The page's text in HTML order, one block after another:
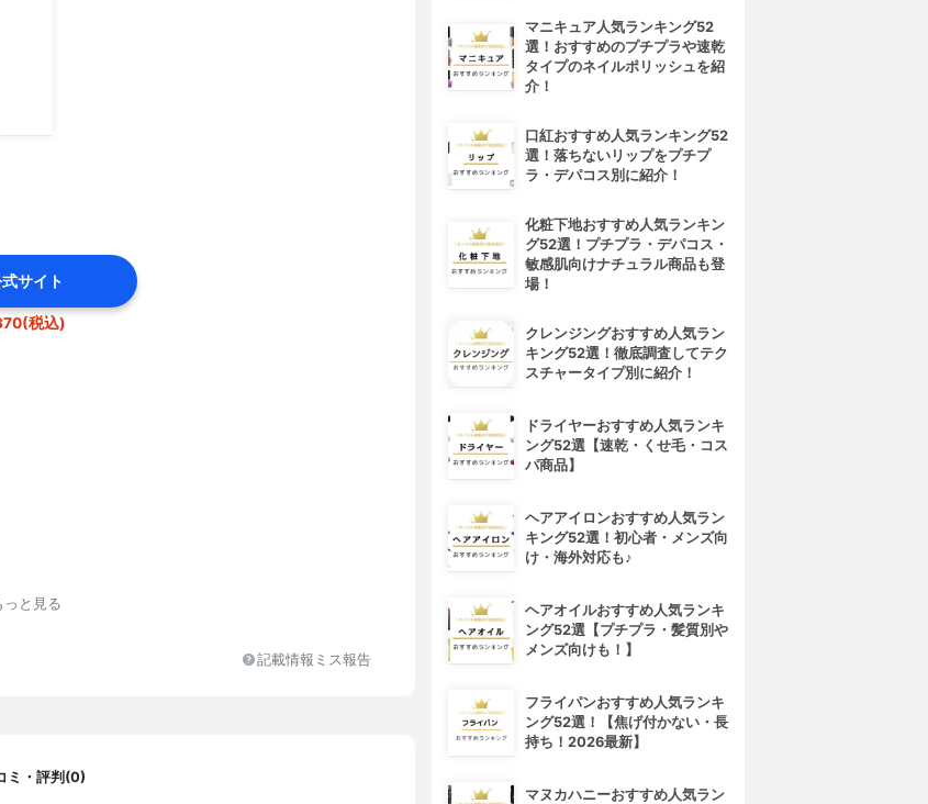
サイト
税込)
っと見る
記載情報ミス報告
ミ・評判(0)
マニキュア人気ランキング52
選！おすすめのプチプラや速乾
タイプのネイルポリッシュを紹
介！
口紅おすすめ人気ランキング52
選！落ちないリップをプチプ
ラ・デパコス別に紹介！
化粧下地おすすめ人気ランキン
グ52選！プチプラ・デパコス・
敏感肌向けナチュラル商品も登
場！
クレンジングおすすめ人気ラン
キング52選！徹底調査してテク
スチャータイプ別に紹介！
ドライヤーおすすめ人気ランキ
ング52選【速乾・くせ毛・コス
パ商品】
ヘアアイロンおすすめ人気ラン
キング52選！初心者・メンズ向
け・海外対応も♪
ヘアオイルおすすめ人気ランキ
ング52選【プチプラ・髪質別や
メンズ向けも！】
フライパンおすすめ人気ランキ
ング52選！【焦げ付かない・長
持ち！2026最新】
マヌカハニーおすすめ人気ラン